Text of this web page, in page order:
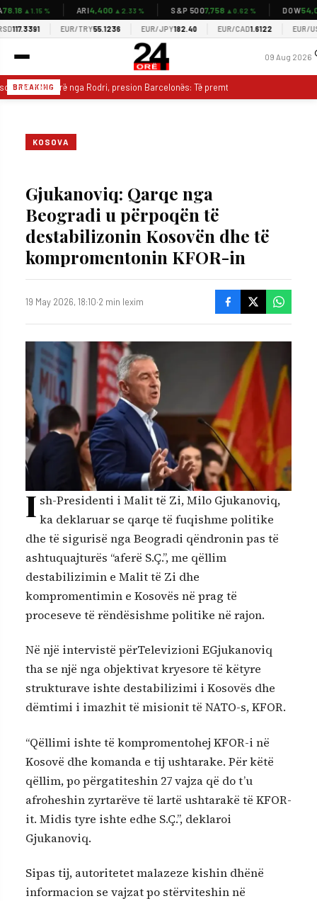
▲1.15 % ARI4,400▲2.33 % S&P 5007,758▲0.62 % DOW
117.3391 EUR/TRY55.1236 EUR/JPY182.40 EUR/CAD1.6122 EUR/USD
09 Aug 2026
BREAKING
nuk heq dorë nga Rodri, presion Barcelonës: Të premten do jetë në
KOSOVA
Gjukanoviq: Qarqe nga
Beogradi u përpoqën të
destabilizonin Kosovën dhe të
kompromentonin KFOR-in
19 May 2026, 18:10·2 min lexim
I sh-Presidenti i Malit të Zi, Milo Gjukanoviq,
ka deklaruar se qarqe të fuqishme politike
dhe të sigurisë nga Beogradi qëndronin pas të
ashtuquajturës “aferë S.Ç.”, me qëllim
destabilizimin e Malit të Zi dhe
kompromentimin e Kosovës në prag të
proceseve të rëndësishme politike në rajon.
Në një intervistë përTelevizioni EGjukanoviq
tha se një nga objektivat kryesore të këtyre
strukturave ishte destabilizimi i Kosovës dhe
dëmtimi i imazhit të misionit të NATO-s, KFOR.
“Qëllimi ishte të kompromentohej KFOR-i në
Kosovë dhe komanda e tij ushtarake. Për këtë
qëllim, po përgatiteshin 27 vajza që do t’u
afroheshin zyrtarëve të lartë ushtarakë të KFOR-
it. Midis tyre ishte edhe S.Ç.”, deklaroi
Gjukanoviq.
Sipas tij, autoritetet malazeze kishin dhënë
informacion se vajzat po stërviteshin në